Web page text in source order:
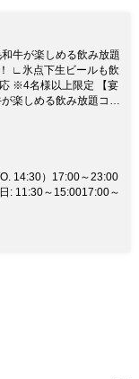
牛が楽しめる飲み放題
∟氷点下生ビールも飲
※4名様以上限定 【宴
楽しめる飲み放題コー
点下生ビールも飲み放
斬新な技がコラボレー
肉本来の旨味をプレ
ください。 ◆最高級A5
な霜降りの口の中です
らではの柔らかさは
には100種類以上 世
14:30）17:00～23:00
: 11:30～15:0017:00～